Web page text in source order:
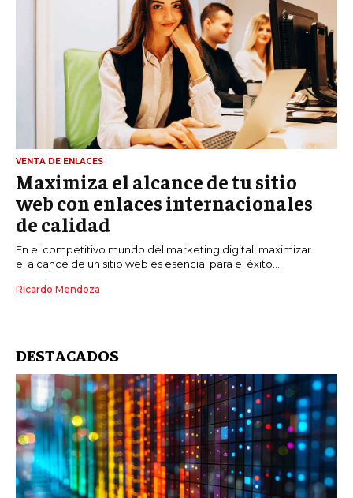
VENTA DE ENLACES
Maximiza el alcance de tu sitio
web con enlaces internacionales
de calidad
En el competitivo mundo del marketing digital, maximizar
el alcance de un sitio web es esencial para el éxito....
Ricardo Mendoza
DESTACADOS